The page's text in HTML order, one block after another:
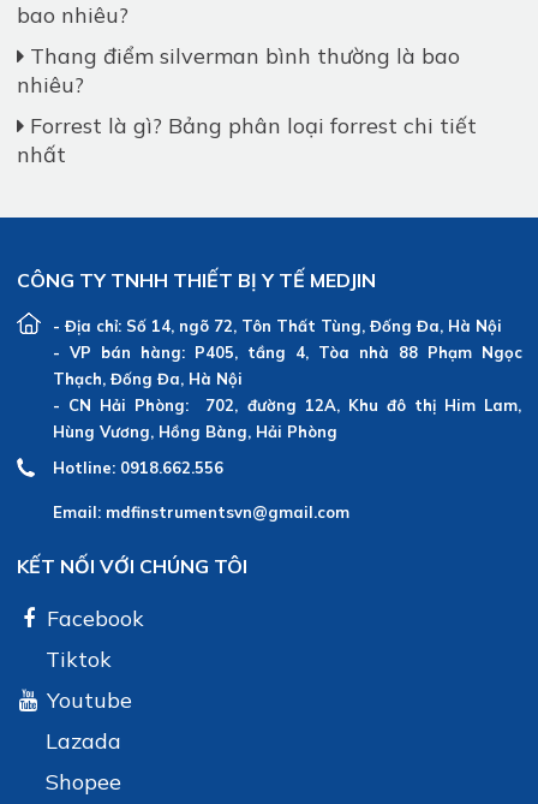
bao nhiêu?
Thang điểm silverman bình thường là bao
nhiêu?
Forrest là gì? Bảng phân loại forrest chi tiết
nhất
CÔNG TY TNHH THIẾT BỊ Y TẾ MEDJIN
- Địa chỉ: Số 14, ngõ 72, Tôn Thất Tùng, Đống Đa, Hà Nội
- VP bán hàng: P405, tầng 4, Tòa nhà 88 Phạm Ngọc
Thạch, Đống Đa, Hà Nội
- CN Hải Phòng: 702, đường 12A, Khu đô thị Him Lam,
Hùng Vương, Hồng Bàng, Hải Phòng
Hotline: 0918.662.556
Email: mdfinstrumentsvn@gmail.com
KẾT NỐI VỚI CHÚNG TÔI
Facebook
Tiktok
Youtube
Lazada
Shopee